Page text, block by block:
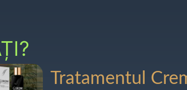
Tratamentul